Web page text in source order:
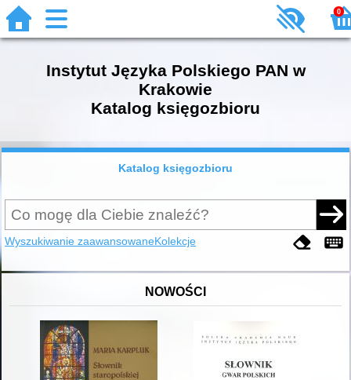
0
Instytut Języka Polskiego PAN w
Krakowie
Katalog księgozbioru
Katalog księgozbioru
Wyszukiwanie zaawansowaneKolekcje
NOWOŚCI